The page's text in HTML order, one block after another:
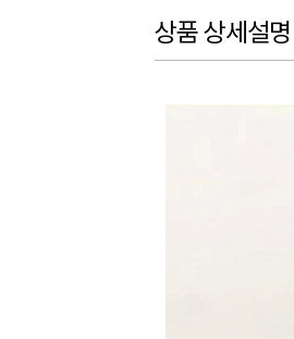
상품 상세설명